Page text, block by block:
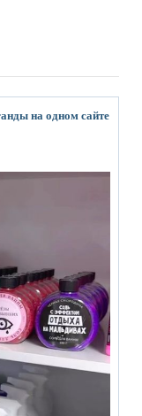
на одном сайте